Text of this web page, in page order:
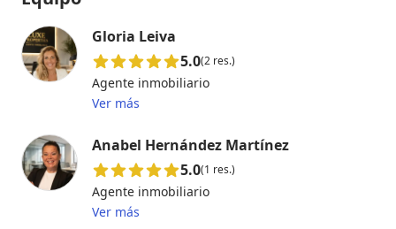
Gloria Leiva
5.0(2 res.)
Agente inmobiliario
Ver más
Anabel Hernández Martínez
5.0(1 res.)
Agente inmobiliario
Ver más